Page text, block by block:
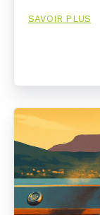
SAVOIR PLUS